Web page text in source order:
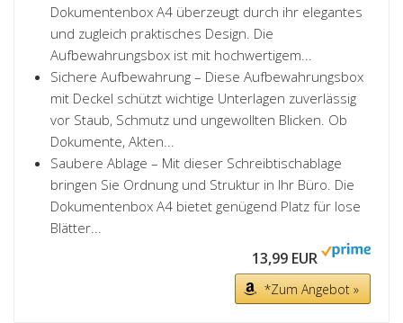
Dokumentenbox A4 überzeugt durch ihr elegantes
und zugleich praktisches Design. Die
Aufbewahrungsbox ist mit hochwertigem...
Sichere Aufbewahrung – Diese Aufbewahrungsbox
mit Deckel schützt wichtige Unterlagen zuverlässig
vor Staub, Schmutz und ungewollten Blicken. Ob
Dokumente, Akten...
Saubere Ablage – Mit dieser Schreibtischablage
bringen Sie Ordnung und Struktur in Ihr Büro. Die
Dokumentenbox A4 bietet genügend Platz für lose
Blätter...
13,99 EUR
*Zum Angebot »